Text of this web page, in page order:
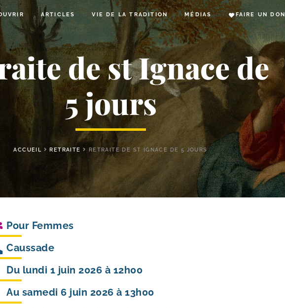
ARTICLES VIE DE LA TRADITION MÉDIAS FAIRE UN DON
de st Ignace de
5 jours
ACCUEIL RETRAITE RETRAITE DE ST IGNACE DE 5 JOURS
Pour Femmes
Caussade
Du lundi 1 juin 2026 à 12h00
Au samedi 6 juin 2026 à 13h00